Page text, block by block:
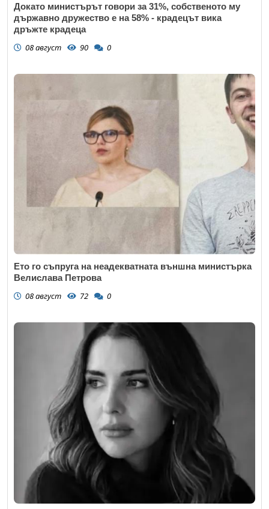
Докато министърът говори за 31%, собственото му
държавно дружество е на 58% - крадецът вика
дръжте крадеца
08 август 90 0
Ето го съпруга на неадекватната външна министърка
Велислава Петрова
08 август 72 0